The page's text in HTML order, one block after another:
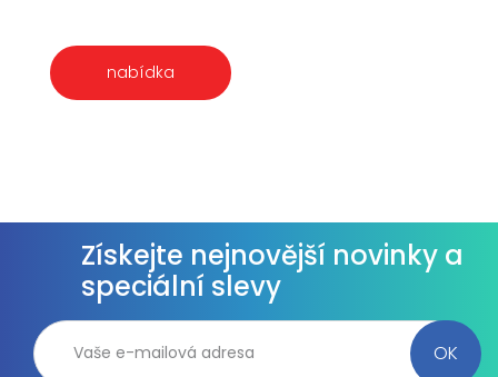
nabídka
Získejte nejnovější novinky a
speciální slevy